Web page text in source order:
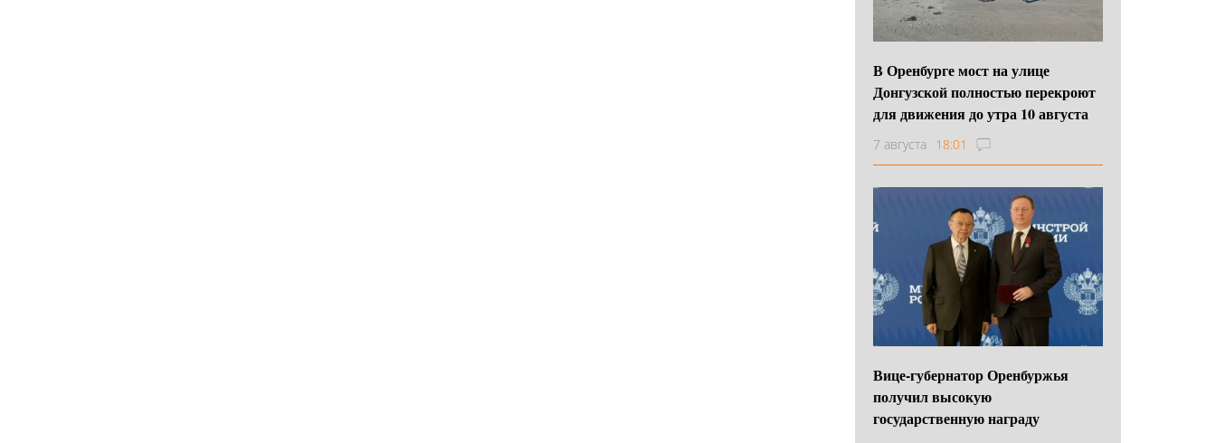
В Оренбурге мост на улице
Донгузской полностью перекроют
для движения до утра 10 августа
7 августа 18:01
Вице-губернатор Оренбуржья
получил высокую
государственную награду